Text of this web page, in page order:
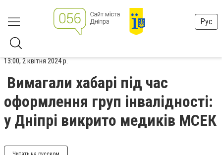
Рус
13:00, 2 квітня 2024 р.
Вимагали хабарі під час
оформлення груп інвалідності:
у Дніпрі викрито медиків МСЕК